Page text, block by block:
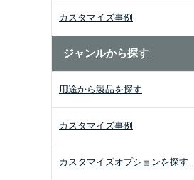
カスタマイズ事例
ジャンルから探す
用途から製品を探す
カスタマイズ事例
カスタマイズオプションを探す